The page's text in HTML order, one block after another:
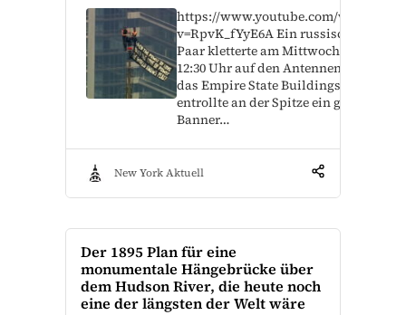
https://www.youtube.com/watch?
v=RpvK_fYyE6A Ein russisches
Paar kletterte am Mittwoch gegen
12:30 Uhr auf den Antennenturm
das Empire State Buildings und
entrollte an der Spitze ein großes
Banner…
New York Aktuell
Der 1895 Plan für eine
monumentale Hängebrücke über
dem Hudson River, die heute noch
eine der längsten der Welt wäre